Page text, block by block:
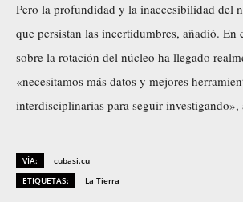
Pero la profundidad y la inaccesibilidad del
que persistan las incertidumbres, añadió. En
sobre la rotación del núcleo ha llegado
«necesitamos más datos y mejores
interdisciplinarias para seguir investigando»,
VÍA:
cubasi.cu
ETIQUETAS:
La Tierra